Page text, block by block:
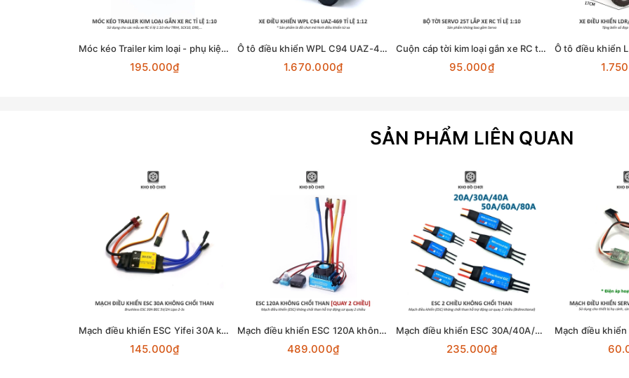
Móc kéo Trailer kim loại - phụ kiện lắp cho xe RC tỉ lệ 1:10
195.000₫
Ô tô điều khiển WPL C94 UAZ-469 4x4 1:12 - RTR [TẶNG BIỂN + STICKER]
1.670.000₫
Cuộn cáp tời kim loại gắn xe RC tỉ lệ 1:10 dùng động cơ Servo 25T
95.000₫
SẢN PHẨM LIÊN QUAN
Mạch điều khiển ESC Yifei 30A không chổi than (Brushless) - hỗ trợ quay 1 chiều
145.000₫
Mạch điều khiển ESC 120A không chổi than (Brushless) dùng cho xe, tàu RC 1/10, 1/12...
489.000₫
Mạch điều khiển ESC 30A/40A/60A không chổi than (Brushless) - hỗ trợ quay 2 chiều (Bidirectional)
235.000₫